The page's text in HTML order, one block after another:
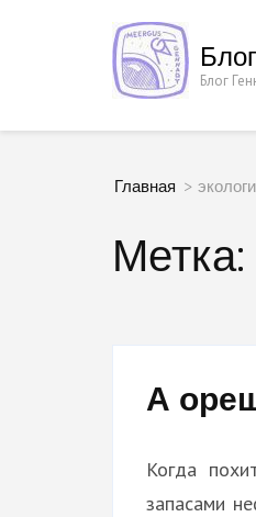
содержимому
Блог
Блог
Главная >
Метка:
А
Когда
запасами